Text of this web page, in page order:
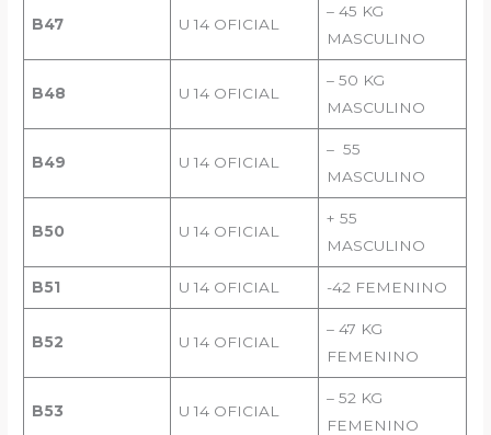
B47 U 14 OFICIAL
– 45 KG
MASCULINO
B48 U 14 OFICIAL
– 50 KG
MASCULINO
B49 U 14 OFICIAL
– 55
MASCULINO
B50 U 14 OFICIAL
+ 55
MASCULINO
B51 U 14 OFICIAL -42 FEMENINO
B52 U 14 OFICIAL
– 47 KG
FEMENINO
B53 U 14 OFICIAL
– 52 KG
FEMENINO